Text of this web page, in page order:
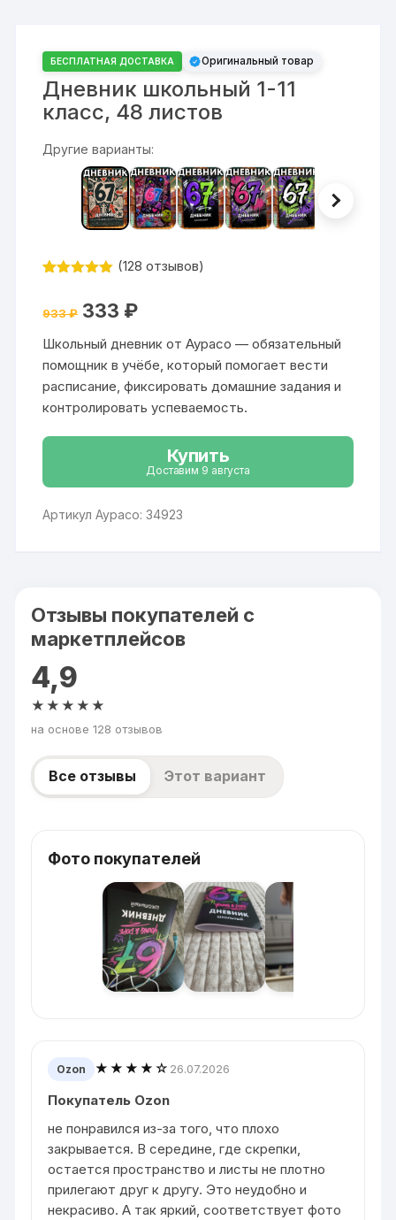
БЕСПЛАТНАЯ ДОСТАВКА Оригинальный товар
Дневник школьный 1-11
класс, 48 листов
Другие варианты:
на основе
пользовател
ей
(128 отзывов)
933₽ Первоначальная
цена
933 ₽.
333 ₽Текущая
Школьный дневник от Аурасо — обязательный
помощник в учёбе, который помогает вести
расписание, фиксировать домашние задания и
контролировать успеваемость.
Купить
Доставим 9 августа
Артикул Аурасо: 34923
Отзывы покупателей с
маркетплейсов
4,9
★★★★★
на основе 128 отзывов
Все отзывы Этот вариант
Фото покупателей
Ozon ★★★★☆ 26.07.2026
Покупатель Ozon
не понравился из-за того, что плохо
закрывается. В середине, где скрепки,
остается пространство и листы не плотно
прилегают друг к другу. Это неудобно и
некрасиво. А так яркий, соответствует фото